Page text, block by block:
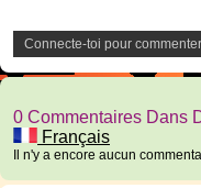
Connecte-toi pour commenter
0 Commentaires Dans
Français
Il n'y a encore aucun